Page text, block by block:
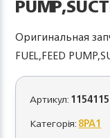
Оригинальная
FUEL,FEED
Артикул:
Категорія:8PA1